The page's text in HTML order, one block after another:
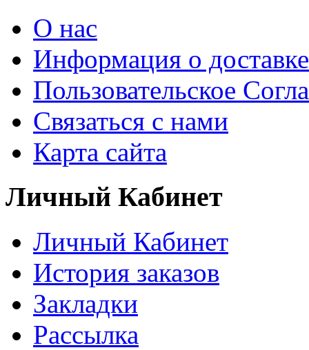
О нас
Информация о доставке
Пользовательское
Связаться с нами
Карта сайта
Личный Кабинет
Личный Кабинет
История заказов
Закладки
Рассылка